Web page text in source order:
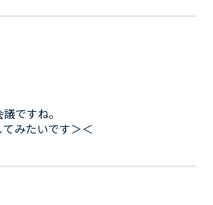
ですね。
みたいです＞＜